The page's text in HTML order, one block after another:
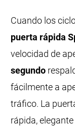
Cuando los
puerta rápida
velocidad de
segundo
fácilmente a
tráfico. La
rápida,